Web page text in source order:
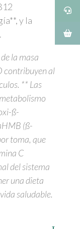
y la
la masa
contribuyen al
** Las
ß-
(ß-
toma, que
C
del sistema
una dieta
saludable.